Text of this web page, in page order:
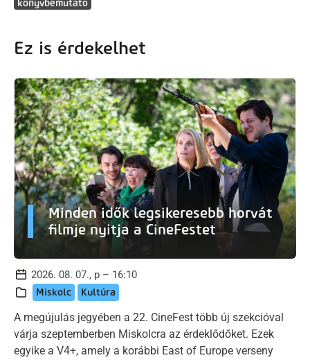
könyvbemutató
Ez is érdekelhet
Minden idők legsikeresebb horvát
filmje nyitja a CineFestet
2026. 08. 07., p – 16:10
Miskolc Kultúra
A megújulás jegyében a 22. CineFest több új szekcióval
várja szeptemberben Miskolcra az érdeklődőket. Ezek
egyike a V4+, amely a korábbi East of Europe verseny